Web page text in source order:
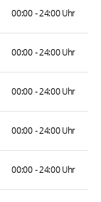
00:00 - 24:00 Uhr
00:00 - 24:00 Uhr
00:00 - 24:00 Uhr
00:00 - 24:00 Uhr
00:00 - 24:00 Uhr